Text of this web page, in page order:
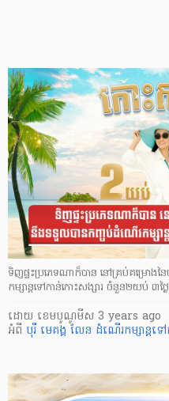
ទិញផ្ទះប្រភេទណាក៏បាន នៅគ្រប់គម្រោង
កម្សាន្តទៅកាន់កោះសង្សារ ចំនួន២យប់ ៣ថ្ងៃ
ដោយ ​ ខេមបូណូមីស 3 years ago
អំពី បុរី មេគង្គ លែន ដំណើរកម្សាន្តទ